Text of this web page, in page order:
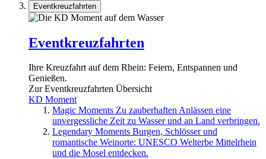
Eventkreuzfahrten
Eventkreuzfahrten
Ihre Kreuzfahrt auf dem Rhein: Feiern, Entspannen und
Genießen.
Zur Eventkreuzfahrten Übersicht
KD Moment
Magic Moments Zu zauberhaften Anlässen eine
unvergessliche Zeit zu Wasser und an Land verbringen.
Legendary Moments Burgen, Schlösser und
romantische Weinorte: UNESCO Welterbe Mittelrhein
und die Mosel entdecken.